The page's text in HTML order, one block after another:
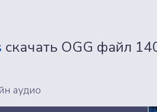
скачать OGG файл
аудио